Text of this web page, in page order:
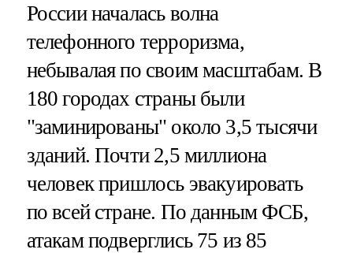
России началась волна
телефонного терроризма,
небывалая по своим масштабам. В
180 городах страны были
"заминированы" около 3,5 тысячи
зданий. Почти 2,5 миллиона
человек пришлось эвакуировать
по всей стране. По данным ФСБ,
атакам подверглись 75 из 85